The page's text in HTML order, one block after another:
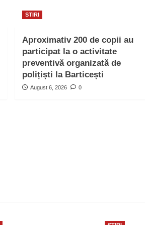
STIRI
Aproximativ 200 de copii au
participat la o activitate
preventivă organizată de
polițiști la Barticești
August 6, 2026 0